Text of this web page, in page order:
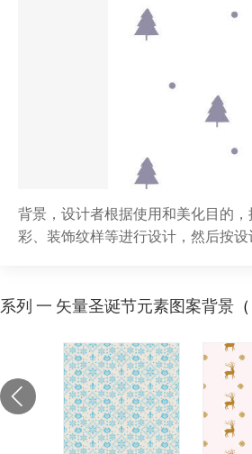
背景，设计者根据使用和美化目的
彩、装饰纹样等进行设计，然后按
系列 一 矢量圣诞节元素图案背景